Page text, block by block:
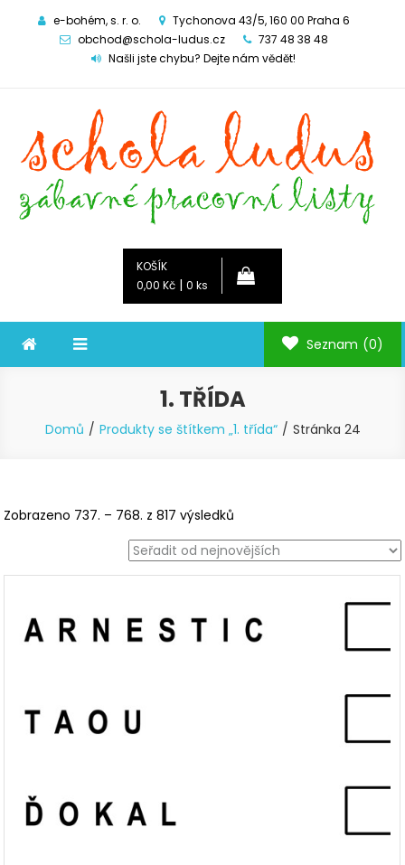
e-bohém, s. r. o.
Tychonova 43/5, 160 00 Praha 6
obchod@schola-ludus.cz
737 48 38 48
Našli jste chybu? Dejte nám vědět!
KOŠÍK
0,00 Kč | 0 ks
Seznam (0)
1. TŘÍDA
Domů Produkty se štítkem „1. třída“ Stránka 24
Zobrazeno 737. – 768. z 817 výsledků
od
nejnovějších